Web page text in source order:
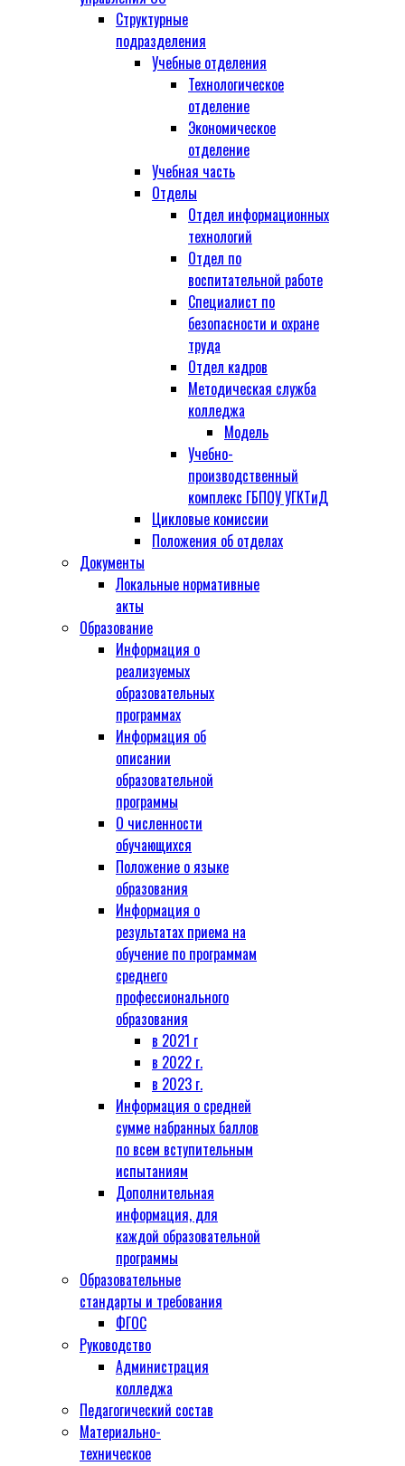
Структурные
подразделения
Учебные отделения
Технологическое
отделение
Экономическое
отделение
Учебная часть
Отделы
Отдел информационных
технологий
Отдел по
воспитательной работе
Специалист по
безопасности и охране
труда
Отдел кадров
Методическая служба
колледжа
Модель
Учебно-
производственный
комплекс ГБПОУ УГКТиД
Цикловые комиссии
Положения об отделах
Документы
Локальные нормативные
акты
Образование
Информация о
реализуемых
образовательных
программах
Информация об
описании
образовательной
программы
О численности
обучающихся
Положение о языке
образования
Информация о
результатах приема на
обучение по программам
среднего
профессионального
образования
в 2021 г
в 2022 г.
в 2023 г.
Информация о средней
сумме набранных баллов
по всем вступительным
испытаниям
Дополнительная
информация, для
каждой образовательной
программы
Образовательные
стандарты и требования
ФГОС
Руководство
Администрация
колледжа
Педагогический состав
Материально-
техническое